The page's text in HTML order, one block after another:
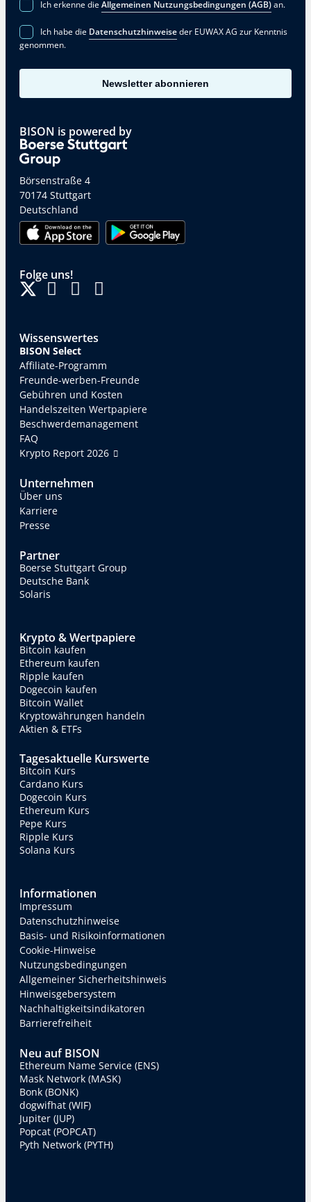
BISON is powered by
Börsenstraße 4
70174 Stuttgart
Deutschland
Folge uns!
Wissenswertes
BISON Select
Affiliate-Programm
Freunde-werben-Freunde
Gebühren und Kosten
Handelszeiten Wertpapiere
Beschwerdemanagement
FAQ
Krypto Report 2026
Unternehmen
Über uns
Karriere
Presse
Partner
Boerse Stuttgart Group
Deutsche Bank
Solaris
Krypto & Wertpapiere
Bitcoin kaufen
Ethereum kaufen
Ripple kaufen
Dogecoin kaufen
Bitcoin Wallet
Kryptowährungen handeln
Aktien & ETFs
Tagesaktuelle Kurswerte
Bitcoin Kurs
Cardano Kurs
Dogecoin Kurs
Ethereum Kurs
Pepe Kurs
Ripple Kurs
Solana Kurs
Informationen
Impressum
Datenschutzhinweise
Basis- und Risikoinformationen
Cookie-Hinweise
Nutzungsbedingungen
Allgemeiner Sicherheitshinweis
Hinweisgebersystem
Nachhaltigkeitsindikatoren
Barrierefreiheit
Neu auf BISON
Ethereum Name Service (ENS)
Mask Network (MASK)
Bonk (BONK)
dogwifhat (WIF)
Jupiter (JUP)
Popcat (POPCAT)
Pyth Network (PYTH)
Ich erkenne dieAllgemeinen Nutzungsbedingungen (AGB)an.
Ich habe die Datenschutzhinweiseder EUWAX AG zur Kenntnis
genommen.
Newsletter abonnieren